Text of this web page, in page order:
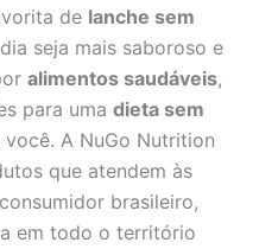
de lanche sem
seja mais saboroso e
alimentos saudáveis,
para uma dieta sem
A NuGo Nutrition
que atendem às
brasileiro,
em todo o território